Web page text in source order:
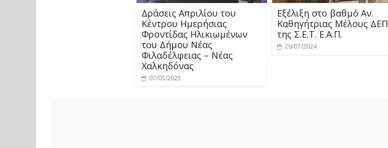
Δράσεις Απριλίου του
Κέντρου Ημερήσιας
Φροντίδας Ηλικιωμένων
του Δήμου Νέας
Φιλαδέλφειας – Νέας
Χαλκηδόνας
07/05/2025
Εξέλιξη στο βαθμό Αν.
Καθηγήτριας Μέλους ΔΕΠ
της Σ.Ε.Τ. Ε.Α.Π.
29/07/2024